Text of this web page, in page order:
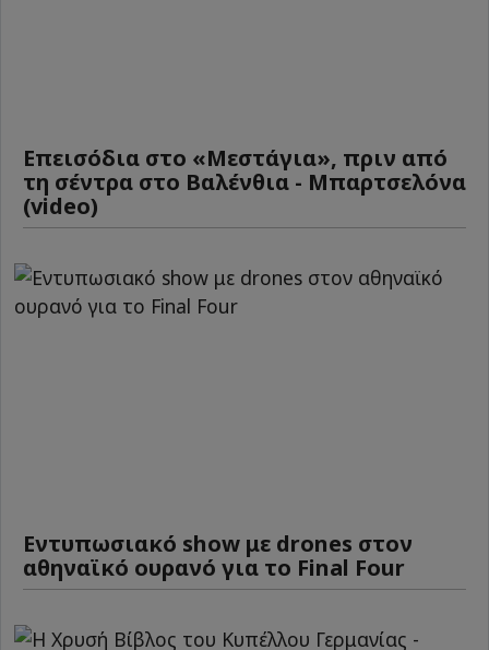
Επεισόδια στο «Μεστάγια», πριν από
τη σέντρα στο Βαλένθια - Μπαρτσελόνα
(video)
Εντυπωσιακό show με drones στον
αθηναϊκό ουρανό για το Final Four